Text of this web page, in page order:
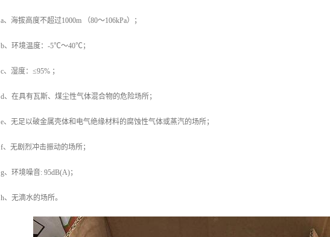
a、海拔高度不超过1000m （80～106kPa）；
b、环境温度：-5℃～40℃；
c、湿度：≤95% ；
d、在具有瓦斯、煤尘性气体混合物的危险场所；
e、无足以破金属壳体和电气绝缘材料的腐蚀性气体或蒸汽的场所；
f、无剧烈冲击振动的场所；
g、环境噪音: 95dB(A)；
h、无滴水的场所。